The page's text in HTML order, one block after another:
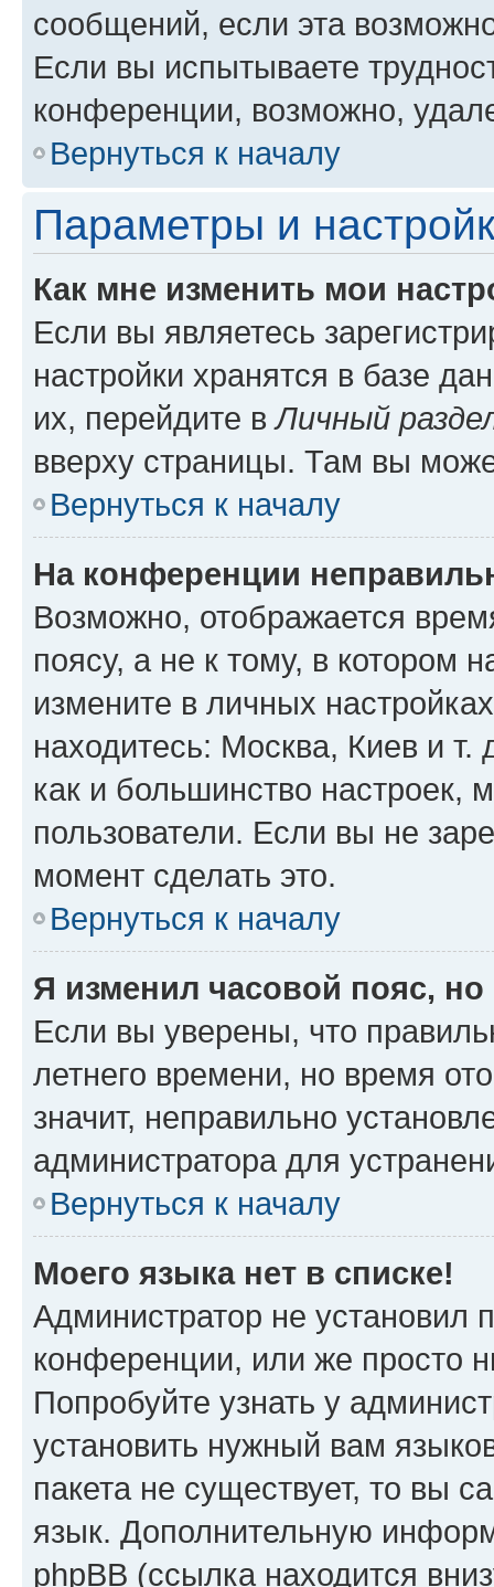
сообщений, если эта
Если вы испытываете
конференции, возможно,
Вернуться к началу
Параметры и
Как мне изменить мои
Если вы являетесь
настройки хранятся в базе
их, перейдите вЛичный
вверху страницы. Там вы
Вернуться к началу
На конференции
Возможно, отображается
поясу, а не к тому, в котором
измените в личных
находитесь: Москва, Киев и т.
как и большинство настроек,
пользователи. Если вы не
момент сделать это.
Вернуться к началу
Я изменил часовой пояс,
Если вы уверены, что
летнего времени, но время
значит, неправильно
администратора для
Вернуться к началу
Моего языка нет в списке!
Администратор не установил
конференции, или же просто
Попробуйте узнать у
установить нужный вам
пакета не существует, то вы
язык. Дополнительную
phpBB (ссылка находится